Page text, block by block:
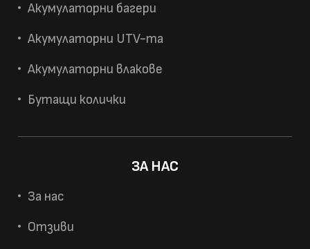
Акумулаторни багери
Акумулаторни UTV-та
Акумулаторни влакове
Бутащи колички
ЗА НАС
За нас
Отзиви